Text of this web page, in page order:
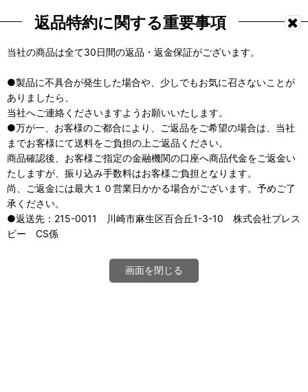
返品特約に関する重要事項
当社の商品は全て30日間の返品・返金保証がございます。
●製品に不具合が発生した場合や、少しでもお気に召さないことが
ありましたら、
当社へご連絡くださいますようお願いいたします。
●万が一、お客様のご都合により、ご返品をご希望の場合は、当社
までお客様にて送料をご負担の上ご返品ください。
商品確認後、お客様ご指定の金融機関の口座へ商品代金をご返金い
たしますが、振り込み手数料はお客様ご負担となります。
尚、ご返金には最大１０営業日かかる場合がございます。予めご了
承ください。
●返送先：215-0011 川崎市麻生区百合丘1-3-10 株式会社プレス
ビー CS係
画面を閉じる